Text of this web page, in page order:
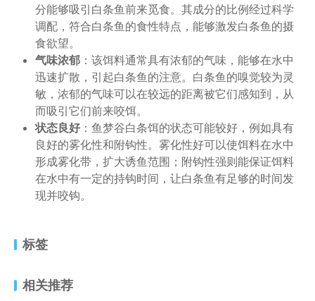
分能够吸引白条鱼前来觅食。其成分的比例经过科学
调配，符合白条鱼的食性特点，能够激发白条鱼的摄
食欲望。
气味浓郁 ：该饵料通常具有浓郁的气味，能够在水中
迅速扩散，引起白条鱼的注意。白条鱼的嗅觉较为灵
敏，浓郁的气味可以在较远的距离被它们感知到，从
而吸引它们前来咬饵。
状态良好：鱼梦谷白条饵的状态可能较好，例如具有
良好的雾化性和附钩性。雾化性好可以使饵料在水中
形成雾化带，扩大诱鱼范围；附钩性强则能保证饵料
在水中有一定的持钩时间，让白条鱼有足够的时间发
现并咬钩。
标签
相关推荐